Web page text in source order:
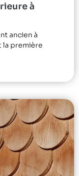
à
ancien à
la première